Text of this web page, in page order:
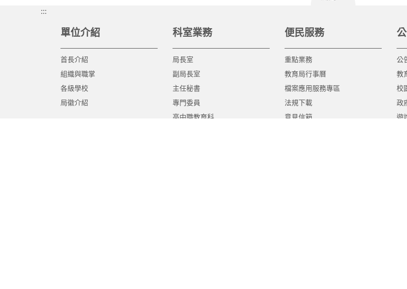
:::
單位介紹
首長介紹
組織與職掌
各級學校
局徽介紹
科室業務
局長室
副局長室
主任秘書
專門委員
高中職教育科
便民服務
重點業務
教育局行事曆
檔案應用服務專區
法規下載
意見信箱
公
教
校
政
遊